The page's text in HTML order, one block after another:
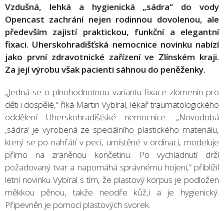
Vzdušná, lehká a hygienická „sádra“ do vody
Opencast zachrání nejen rodinnou dovolenou, ale
především zajistí praktickou, funkční a elegantní
fixaci. Uherskohradišťská nemocnice novinku nabízí
jako první zdravotnické zařízení ve Zlínském kraji.
Za její výrobu však pacienti sáhnou do peněženky.
„Jedná se o plnohodnotnou variantu fixace zlomenin pro
děti i dospělé,“ říká Martin Vybíral, lékař traumatologického
oddělení Uherskohradišťské nemocnice. „Novodobá
,sádra‘ je vyrobená ze speciálního plastického materiálu,
který se po nahřátí v peci, umístěné v ordinaci, modeluje
přímo na zraněnou končetinu. Po vychladnutí drží
požadovaný tvar a napomáhá správnému hojení,“ přiblížil
letní novinku Vybíral s tím, že plastový korpus je podložen
měkkou pěnou, takže neodře kůž,i a je hygienický.
Připevněn je pomocí plastových svorek.